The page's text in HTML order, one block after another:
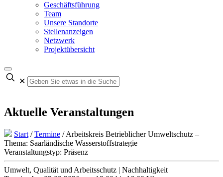
Geschäftsführung
Team
Unsere Standorte
Stellenanzeigen
Netzwerk
Projektübersicht
✕
Aktuelle Veranstaltungen
Start /Termine /Arbeitskreis Betrieblicher Umweltschutz –
Thema: Saarländische Wasserstoffstrategie
Veranstaltungstyp: Präsenz
Umwelt, Qualität und Arbeitsschutz | Nachhaltigkeit